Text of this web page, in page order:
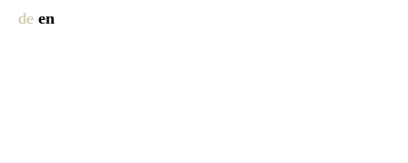
de en